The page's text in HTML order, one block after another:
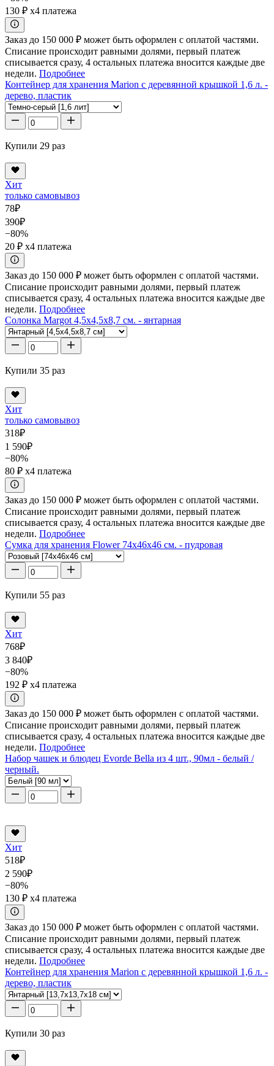
130 ₽ x4 платежа
Заказ до 150 000 ₽ может быть оформлен с оплатой частями.
Списание происходит равными долями, первый платеж
списывается сразу, 4 остальных платежа вносится каждые две
недели. Подробнее
Контейнер для хранения Marion с деревянной крышкой 1,6 л. -
дерево, пластик
Купили 29 раз
Хит
только самовывоз
78₽
390₽
−80%
20 ₽ x4 платежа
Заказ до 150 000 ₽ может быть оформлен с оплатой частями.
Списание происходит равными долями, первый платеж
списывается сразу, 4 остальных платежа вносится каждые две
недели. Подробнее
Солонка Margot 4,5x4,5x8,7 см. - янтарная
Купили 35 раз
Хит
только самовывоз
318₽
1 590₽
−80%
80 ₽ x4 платежа
Заказ до 150 000 ₽ может быть оформлен с оплатой частями.
Списание происходит равными долями, первый платеж
списывается сразу, 4 остальных платежа вносится каждые две
недели. Подробнее
Сумка для хранения Flower 74x46x46 см. - пудровая
Купили 55 раз
Хит
768₽
3 840₽
−80%
192 ₽ x4 платежа
Заказ до 150 000 ₽ может быть оформлен с оплатой частями.
Списание происходит равными долями, первый платеж
списывается сразу, 4 остальных платежа вносится каждые две
недели. Подробнее
Набор чашек и блюдец Evorde Bella из 4 шт., 90мл - белый /
черный.
Хит
518₽
2 590₽
−80%
130 ₽ x4 платежа
Заказ до 150 000 ₽ может быть оформлен с оплатой частями.
Списание происходит равными долями, первый платеж
списывается сразу, 4 остальных платежа вносится каждые две
недели. Подробнее
Контейнер для хранения Marion с деревянной крышкой 1,6 л. -
дерево, пластик
Купили 30 раз